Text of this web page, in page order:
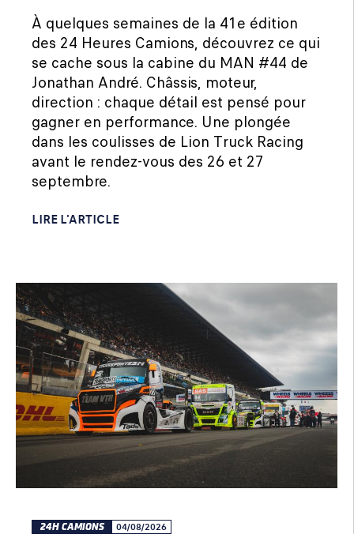
À quelques semaines de la 41e édition
des 24 Heures Camions, découvrez ce qui
se cache sous la cabine du MAN #44 de
Jonathan André. Châssis, moteur,
direction : chaque détail est pensé pour
gagner en performance. Une plongée
dans les coulisses de Lion Truck Racing
avant le rendez-vous des 26 et 27
septembre.
LIRE L'ARTICLE
24H CAMIONS 04/08/2026